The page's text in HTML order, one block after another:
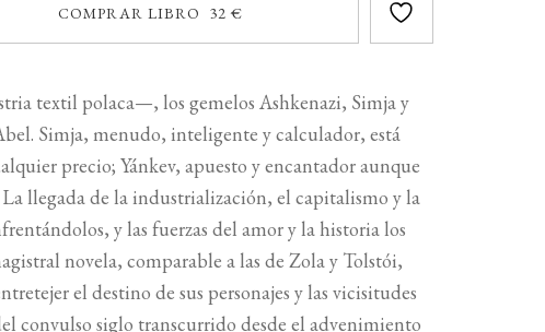
COMPRAR LIBRO 32 €
textil polaca—, los gemelos Ashkenazi, Simja y
Simja, menudo, inteligente y calculador, está
precio; Yánkev, apuesto y encantador aunque
llegada de la industrialización, el capitalismo y la
y las fuerzas del amor y la historia los
novela, comparable a las de Zola y Tolstói,
el destino de sus personajes y las vicisitudes
convulso siglo transcurrido desde el advenimiento